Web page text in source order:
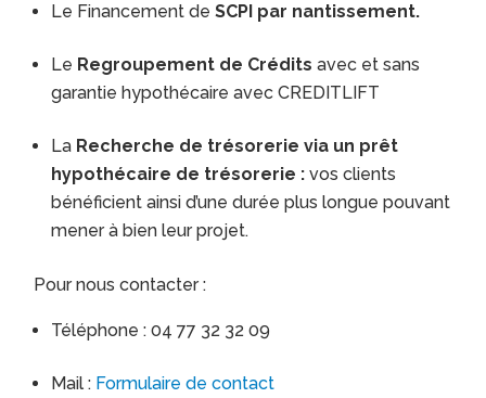
Le Financement deSCPI par nantissement.
Le Regroupement de Créditsavec et sans
garantie hypothécaire avec CREDITLIFT
La Recherche de trésorerie via un prêt
hypothécaire de trésorerie :vos clients
bénéficient ainsi d’une durée plus longue pouvant
mener à bien leur projet.
Pour nous contacter :
Téléphone : 04 77 32 32 09
Mail : Formulaire de contact